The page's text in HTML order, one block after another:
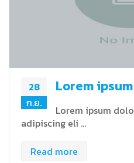
28
ก.ย.
Lorem
Lorem ipsum
adipiscing eli …
Read more